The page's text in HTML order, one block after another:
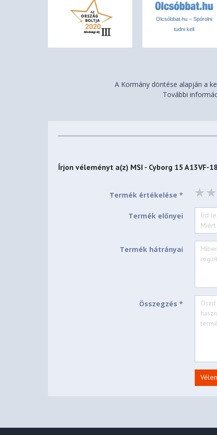
Akkumulátor
Tárolt energia
Egyéb adatok
Billentyűzet világítás Igen
Alap szín
Fekete
250,3 mm
Új
Olcsóbbat.hu – Spórolni
tudni kell
A Kormány döntése alapján a
További
Írjon véleményt a(z) MSI - Cyborg 15 A13VF-
Termék értékelése *
Termék előnyei
Termék hátrányai
Összegzés *